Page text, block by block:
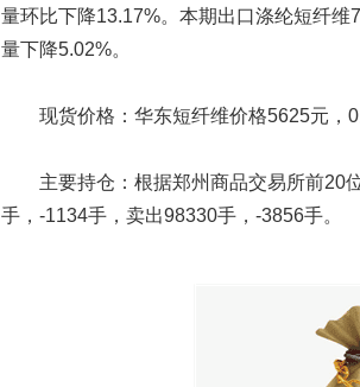
量环比下降13.17%。本期出口涤纶短纤
量下降5.02%。
现货价格：华东短纤维价格5625元，0
主要持仓：根据郑州商品交易所前20
手，-1134手，卖出98330手，-3856手。